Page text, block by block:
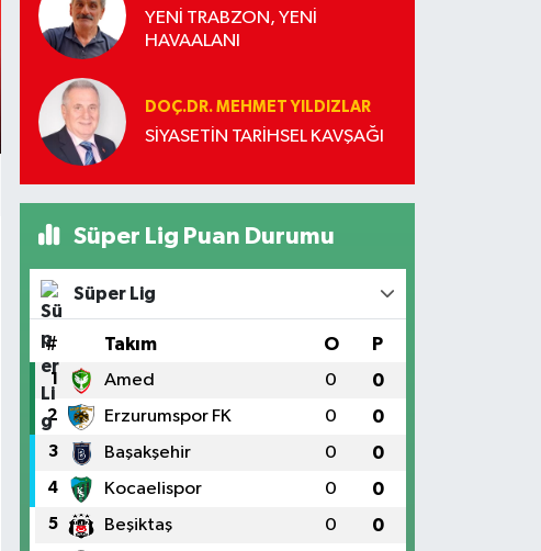
YENİ TRABZON, YENİ
HAVAALANI
DOÇ.DR. MEHMET YILDIZLAR
SİYASETİN TARİHSEL KAVŞAĞI
Süper Lig Puan Durumu
Süper Lig
# Takım O P
1 Amed 0 0
2 Erzurumspor FK 0 0
3 Başakşehir 0 0
4 Kocaelispor 0 0
5 Beşiktaş 0 0